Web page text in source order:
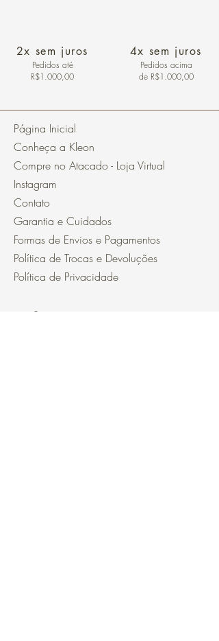
2x sem juros
Pedidos até
R$1.000,00
4x sem juros
Pedidos acima
de R$1.000,00
Página Inicial
Conheça a Kleon
Compre no Atacado - Loja Virtual
Instagram
Contato
Garantia e Cuidados
Formas de Envios e Pagamentos
Política de Trocas e Devoluções
Política de Privacidade
Segurança